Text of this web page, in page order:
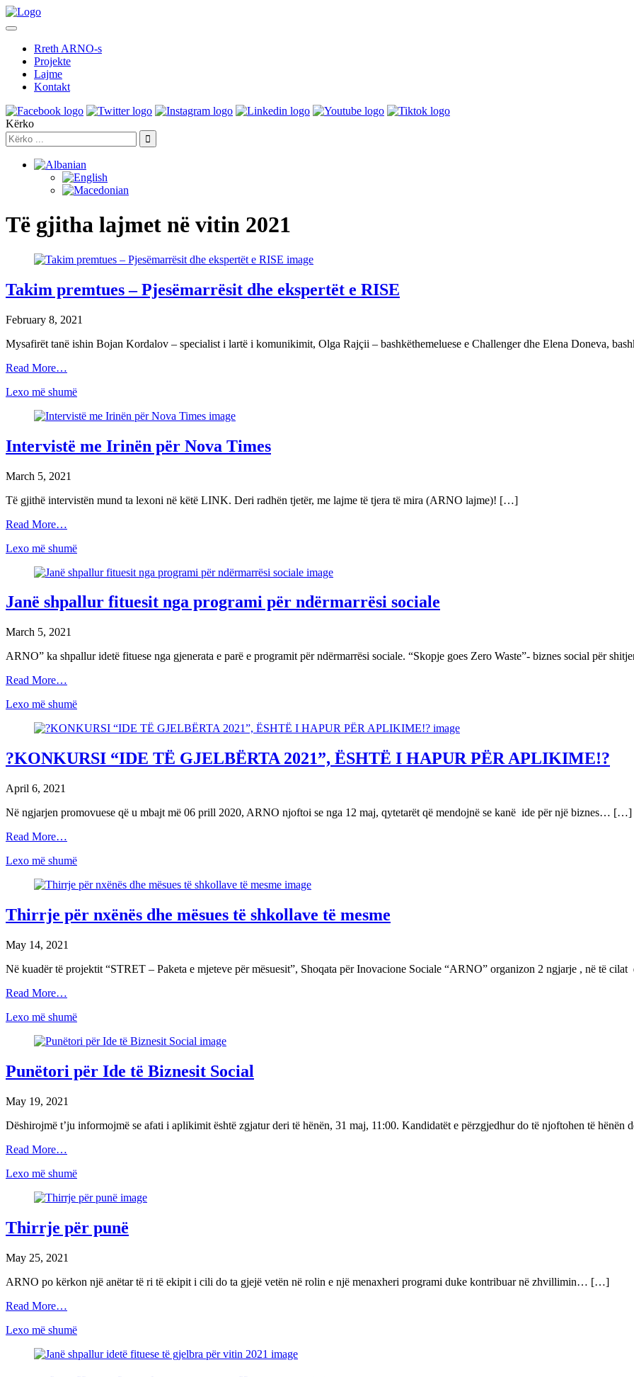
Rreth ARNO-s
Projekte
Lajme
Kontakt
Kërko
Të gjitha lajmet në vitin 2021
Takim premtues – Pjesëmarrësit dhe ekspertët e RISE
February 8, 2021
Mysafirët tanë ishin Bojan Kordalov – specialist i lartë i komunikimit, Olga Rajçii – bashkëthemeluese e Challenger dhe Elena Doneva,
Read More…
Lexo më shumë
Intervistë me Irinën për Nova Times
March 5, 2021
Të gjithë intervistën mund ta lexoni në këtë LINK. Deri radhën tjetër, me lajme të tjera të mira (ARNO lajme)! […]
Read More…
Lexo më shumë
Janë shpallur fituesit nga programi për ndërmarrësi sociale
March 5, 2021
ARNO” ka shpallur idetë fituese nga gjenerata e parë e programit për ndërmarrësi sociale. “Skopje goes Zero Waste”- biznes social për
Read More…
Lexo më shumë
?KONKURSI “IDE TË GJELBËRTA 2021”, ËSHTË I HAPUR PËR APLIKIME!?
April 6, 2021
Në ngjarjen promovuese që u mbajt më 06 prill 2020, ARNO njoftoi se nga 12 maj, qytetarët që mendojnë se kanë ide për një biznes… […]
Read More…
Lexo më shumë
Thirrje për nxënës dhe mësues të shkollave të mesme
May 14, 2021
Në kuadër të projektit “STRET – Paketa e mjeteve për mësuesit”, Shoqata për Inovacione Sociale “ARNO” organizon 2 ngjarje , në të
Read More…
Lexo më shumë
Punëtori për Ide të Biznesit Social
May 19, 2021
Dëshirojmë t’ju informojmë se afati i aplikimit është zgjatur deri të hënën, 31 maj, 11:00. Kandidatët e përzgjedhur do të njoftohen të
Read More…
Lexo më shumë
Thirrje për punë
May 25, 2021
ARNO po kërkon një anëtar të ri të ekipit i cili do ta gjejë vetën në rolin e një menaxheri programi duke kontribuar në zhvillimin… […]
Read More…
Lexo më shumë